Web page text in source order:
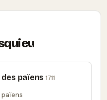
païens 1711